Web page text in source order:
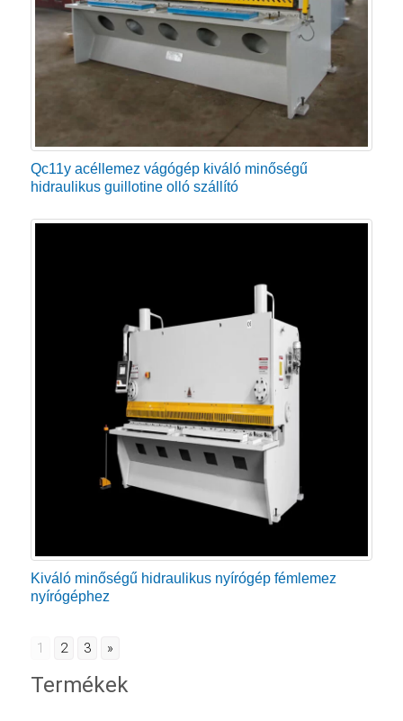
Qc11y acéllemez vágógép kiváló minőségű
hidraulikus guillotine olló szállító
Kiváló minőségű hidraulikus nyírógép fémlemez
nyírógéphez
1 2 3 »
Termékek